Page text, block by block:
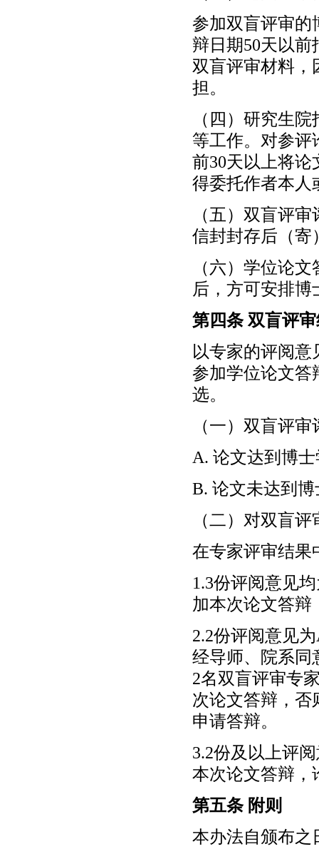
参加双盲评审的
辩日期50天以
双盲评审材料，
担。
（四）研究生
等工作。对参评
前30天以上将
得委托作者本人
（五）双盲评
信封封存后（寄
（六）学位论
后，方可安排
第四条 双盲评
以专家的评阅
参加学位论文答
选。
（一）双盲评
A. 论文达到博
B. 论文未达到
（二）对双盲
在专家评审结果
1.3份评阅意见
加本次论文答辩
2.2份评阅意见
经导师、院系同
2名双盲评审专
次论文答辩，否
申请答辩。
3.2份及以上评
本次论文答辩，
第五条 附则
本办法自颁布之